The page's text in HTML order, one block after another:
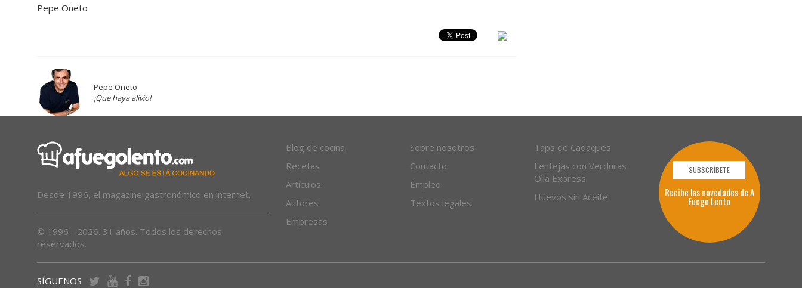
Pepe Oneto
Pepe Oneto
¡Que haya alivio!
Desde 1996, el magazine gastronómico en internet.
© 1996 - 2026. 31 años. Todos los derechos
reservados.
Blog de cocina
Recetas
Artículos
Autores
Empresas
Sobre nosotros
Contacto
Empleo
Textos legales
Taps de Cadaques
Lentejas con Verduras
Olla Express
Huevos sin Aceite
SUBSCRÍBETE
Recibe las novedades de A
Fuego Lento
SÍGUENOS